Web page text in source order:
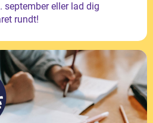
eller lad dig
rundt!